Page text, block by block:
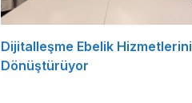
Dijitalleşme Ebelik Hizmetlerini
Dönüştürüyor